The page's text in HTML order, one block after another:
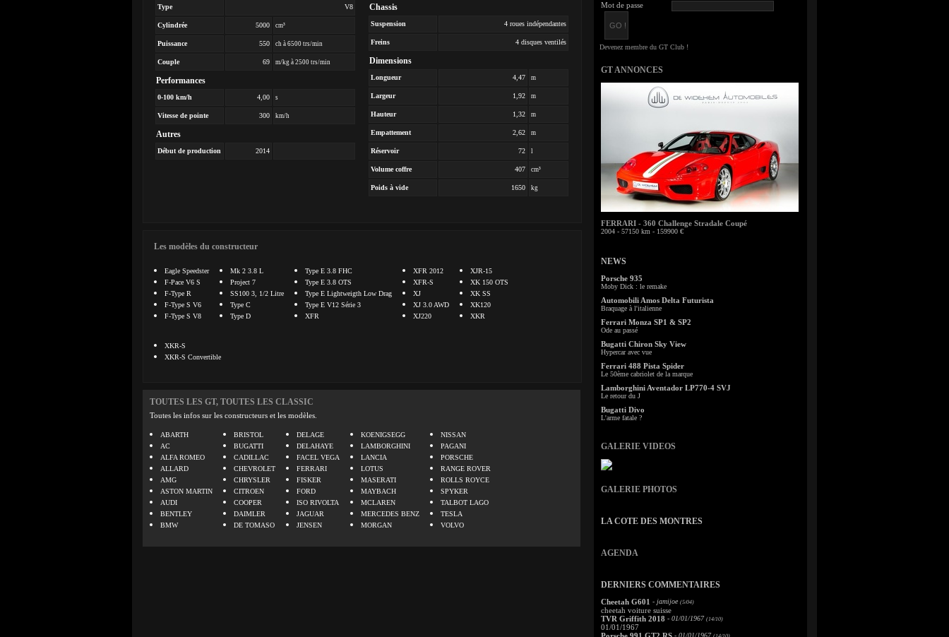
Type V8
Cylindrée 5000 cm³
Puissance 550 ch à 6500 trs/min
Couple 69 m/kg à 2500 trs/min
Performances
0-100 km/h 4,00 s
Vitesse de pointe 300 km/h
Autres
Début de production 2014
Chassis
Suspension 4 roues indépendantes
Freins 4 disques ventilés
Dimensions
Longueur 4,47 m
Largeur 1,92 m
Hauteur 1,32 m
Empattement 2,62 m
Réservoir 72 l
Volume coffre 407 cm³
Poids à vide 1650 kg
Les modèles du constructeur
Eagle Speedster
F-Pace V6 S
F-Type R
F-Type S V6
F-Type S V8
Mk 2 3.8 L
Project 7
SS100 3, 1/2 Litre
Type C
Type D
Type E 3.8 FHC
Type E 3.8 OTS
Type E Lightweigth Low Drag
Type E V12 Série 3
XFR
XFR 2012
XFR-S
XJ
XJ 3.0 AWD
XJ220
XJR-15
XK 150 OTS
XK SS
XK120
XKR
XKR-S
XKR-S Convertible
TOUTES LES GT, TOUTES LES CLASSIC
Toutes les infos sur les constructeurs et les modèles.
ABARTH
AC
ALFA ROMEO
ALLARD
AMG
ASTON MARTIN
AUDI
BENTLEY
BMW
BRISTOL
BUGATTI
CADILLAC
CHEVROLET
CHRYSLER
CITROEN
COOPER
DAIMLER
DE TOMASO
DELAGE
DELAHAYE
FACEL VEGA
FERRARI
FISKER
FORD
ISO RIVOLTA
JAGUAR
JENSEN
KOENIGSEGG
LAMBORGHINI
LANCIA
LOTUS
MASERATI
MAYBACH
MCLAREN
MERCEDES BENZ
MORGAN
NISSAN
PAGANI
PORSCHE
RANGE ROVER
ROLLS ROYCE
SPYKER
TALBOT LAGO
TESLA
VOLVO
Mot de passe
GT ANNONCES
FERRARI - 360 Challenge Stradale Coupé
2004 - 57150 km - 159900 €
NEWS
Porsche 935
Moby Dick : le remake
Automobili Amos Delta Futurista
Braquage à l'italienne
Ferrari Monza SP1 & SP2
Ode au passé
Bugatti Chiron Sky View
Hypercar avec vue
Ferrari 488 Pista Spider
Le 50ème cabriolet de la marque
Lamborghini Aventador LP770-4 SVJ
Le retour du J
Bugatti Divo
L'arme fatale ?
GALERIE VIDEOS
GALERIE PHOTOS
LA COTE DES MONTRES
AGENDA
DERNIERS COMMENTAIRES
Cheetah G601 - jamijoe (5/04)
cheetah voiture suisse
TVR Griffith 2018 - 01/01/1967 (14/10)
01/01/1967
- 01/01/1967